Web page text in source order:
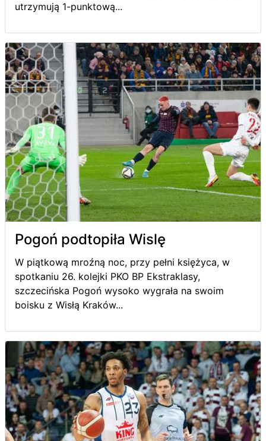
utrzymują 1-punktową...
Pogoń podtopiła Wislę
W piątkową mroźną noc, przy pełni księżyca, w
spotkaniu 26. kolejki PKO BP Ekstraklasy,
szczecińska Pogoń wysoko wygrała na swoim
boisku z Wisłą Kraków...